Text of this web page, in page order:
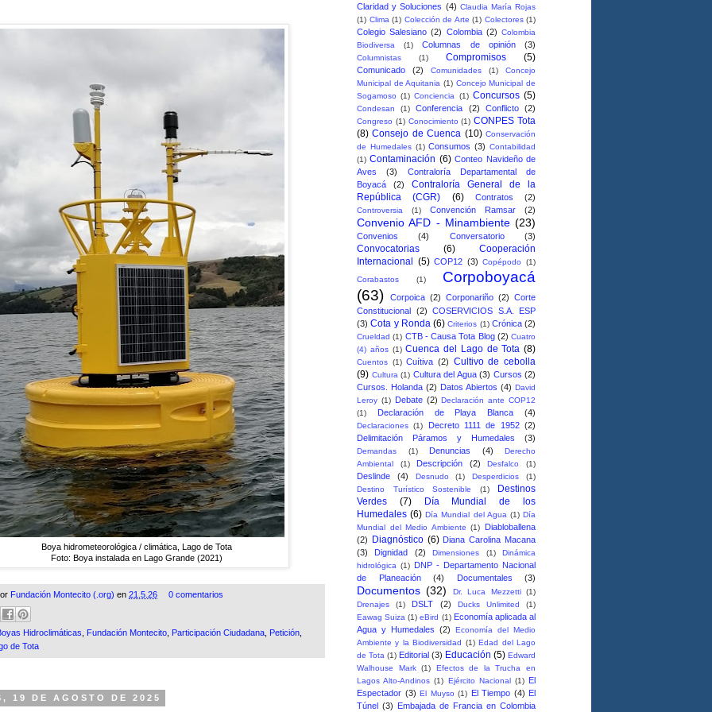
Boya hidrometeorológica / climática, Lago de Tota
Foto: Boya instalada en Lago Grande (2021)
Fundación Montecito (.org) en 21.5.26 0 comentarios
Hidroclimáticas Fundación Montecito Participación Ciudadana Petición
de Tota
19 DE AGOSTO DE 2025
Claridad y Soluciones (4) Claudia María Rojas
(1) Clima (1) Colección de Arte (1) Colectores (1)
Colegio Salesiano (2) Colombia (2) Colombia
Biodiversa
(1) Columnas de opinión (3)
Columnistas (1) Compromisos (5)
Comunicado (2) Comunidades (1)
Concejo
Municipal de Aquitania (1) Concejo Municipal de
Sogamoso (1) Conciencia (1) Concursos (5)
Condesan (1) Conferencia (2) Conflicto (2)
Congreso (1) Conocimiento (1) CONPES Tota
(8) Consejo de Cuenca (10) Conservación
de Humedales (1) Consumos (3) Contabilidad
(1) Contaminación (6) Conteo Navideño de
Aves
(3)
Contraloría Departamental de
Boyacá
(2)
Contraloría General de la
República (CGR)
(6) Contratos (2)
Controversia (1) Convención Ramsar (2)
Convenio AFD - Minambiente (23)
Convenios (4) Conversatorio (3)
Convocatorias (6)
Cooperación
Internacional
(5) COP12 (3) Copépodo
(1)
Corabastos
(1)
Corpoboyacá
(63)
Corpoica (2) Corponariño (2) Corte
Constitucional (2) COSERVICIOS S.A. ESP
(3) Cota y Ronda (6) Criterios (1) Crónica (2)
Crueldad (1) CTB - Causa Tota Blog (2) Cuatro
(4) años (1) Cuenca del Lago de Tota (8)
Cuentos (1) Cuítiva (2) Cultivo de cebolla
(9) Cultura (1) Cultura del Agua (3) Cursos (2)
Cursos. Holanda (2) Datos Abiertos (4) David
Leroy (1) Debate (2) Declaración ante COP12
(1)
Declaración de Playa Blanca (4)
Declaraciones (1) Decreto 1111 de 1952 (2)
Delimitación Páramos y Humedales
(3)
Demandas (1) Denuncias (4)
Derecho
Ambiental
(1) Descripción (2) Desfalco (1)
Deslinde (4) Desnudo (1) Desperdicios
(1)
Destino Turístico Sostenible
(1)
Destinos
Verdes
(7)
Día Mundial de los
Humedales (6) Día Mundial del Agua (1) Día
Mundial del Medio Ambiente (1)
Diabloballena
(2)
Diagnóstico (6) Diana Carolina Macana
(3)
Dignidad (2) Dimensiones (1)
Dinámica
hidrológica (1) DNP - Departamento Nacional
de Planeación
(4) Documentales (3)
Documentos (32) Dr. Luca Mezzetti (1)
Drenajes
(1) DSLT (2) Ducks Unlimited
(1)
Eawag Suiza (1) eBird (1) Economía aplicada al
Agua y Humedales (2)
Economía del Medio
Ambiente y la Biodiversidad (1) Edad del Lago
de Tota (1) Editorial (3) Educación (5) Edward
Walhouse Mark (1)
Efectos de la Trucha en
Lagos Alto-Andinos (1) Ejército Nacional (1) El
Espectador (3) El Muyso (1) El Tiempo (4) El
Túnel (3) Embajada de Francia en Colombia